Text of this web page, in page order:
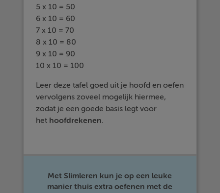
5 x 10 = 50
6 x 10 = 60
7 x 10 = 70
8 x 10 = 80
9 x 10 = 90
10 x 10 = 100
Leer deze tafel goed uit je hoofd en oefen
vervolgens zoveel mogelijk hiermee,
zodat je een goede basis legt voor
het hoofdrekenen.
Met Slimleren kun je op een leuke
manier thuis extra oefenen met de